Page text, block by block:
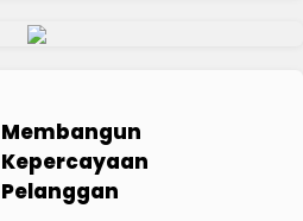
Membangun
Kepercayaan
Pelanggan